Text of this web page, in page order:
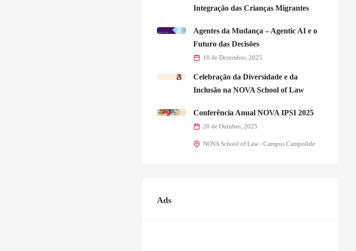
Integração das Crianças Migrantes
Agentes da Mudança – Agentic AI e o
Futuro das Decisões
10 de Dezembro, 2025
Celebração da Diversidade e da
Inclusão na NOVA School of Law
Conferência Anual NOVA IPSI 2025
20 de Outubro, 2025
NOVA School of Law - Campus Campolide
Ads